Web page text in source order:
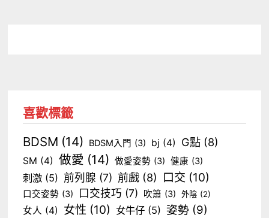
喜歡標籤
BDSM (14) BDSM入門 (3) bj (4) G點 (8)
SM (4) 做愛 (14) 做愛姿勢 (3) 健康 (3)
刺激 (5) 前列腺 (7) 前戲 (8) 口交 (10)
口交姿勢 (3) 口交技巧 (7) 吹簫 (3) 外陰 (2)
女人 (4) 女性 (10) 女牛仔 (5) 姿勢 (9)